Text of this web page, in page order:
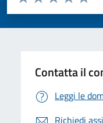
Valuta 4
Valuta 3
Valuta 2 stelle su
Valuta 1 stelle su 5
Contatta il
Leggi le
Richiedi